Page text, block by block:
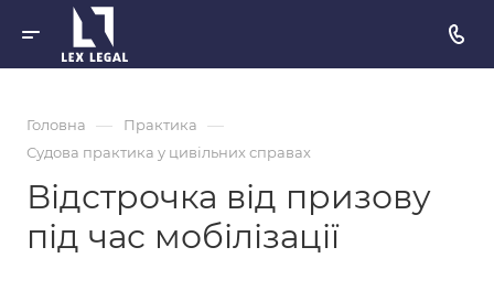
Головна — Практика —
Судова практика у цивільних справах
Відстрочка від призову
під час мобілізації